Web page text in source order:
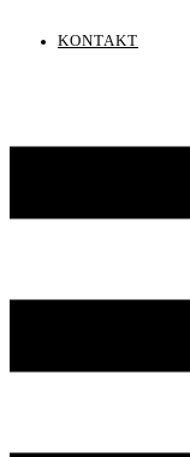
KONTAKT